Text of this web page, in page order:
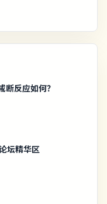
反应如何？
坛精华区